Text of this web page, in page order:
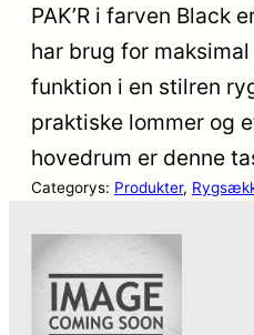
PAK’R i farven Black
har brug for
funktion i en stilren
praktiske lommer og
hovedrum er denne
Categorys: Produkter,